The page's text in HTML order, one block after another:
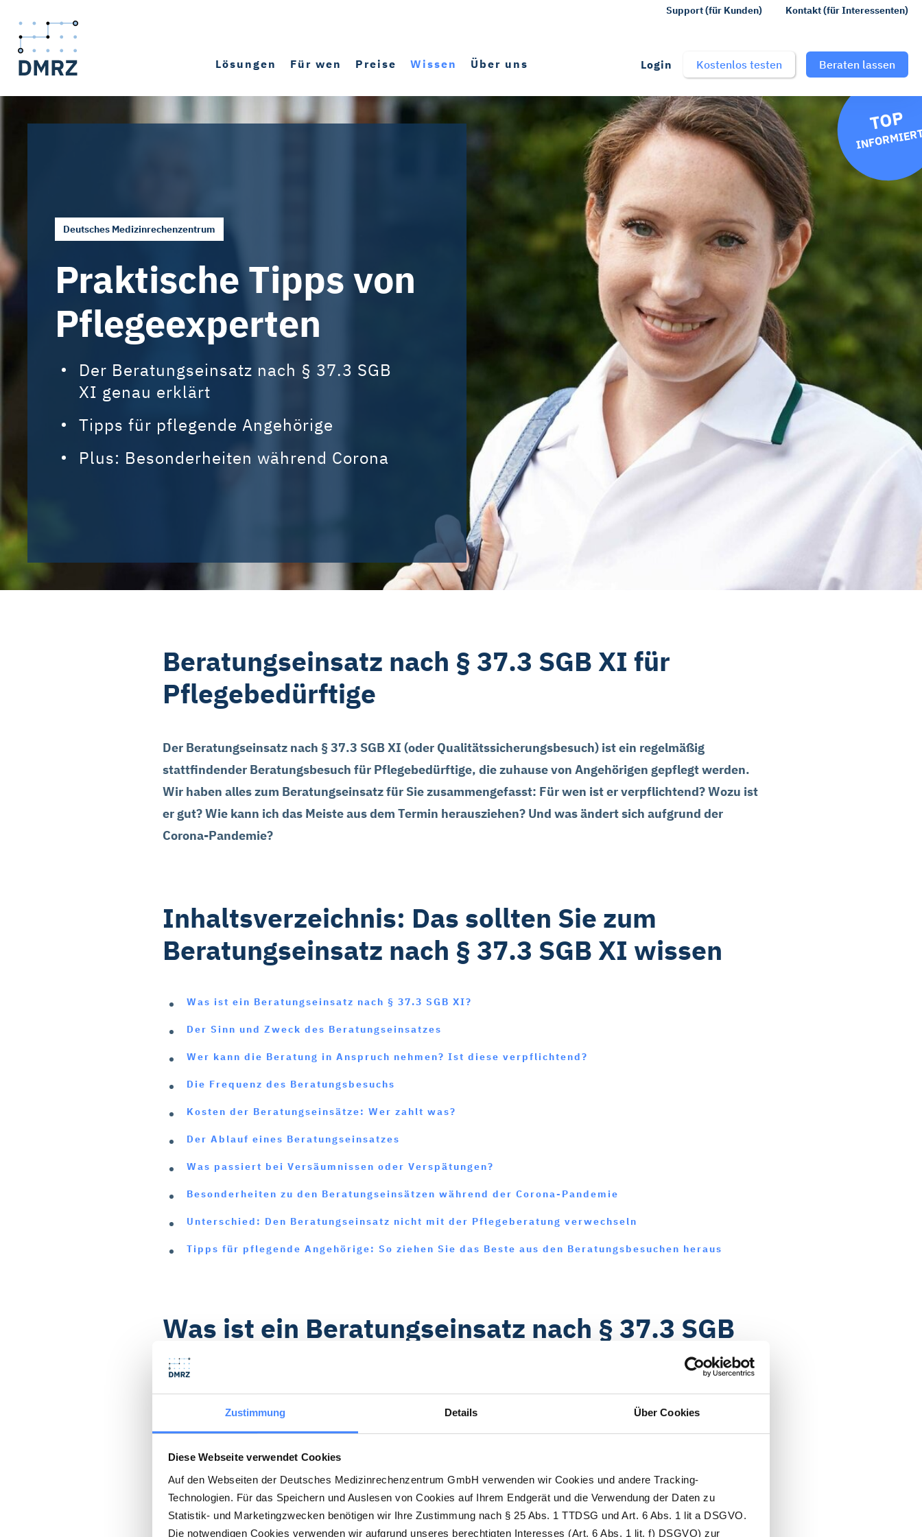
Zustimmung Details Über Cookies
Diese Webseite verwendet Cookies
Auf den Webseiten der Deutsches Medizinrechenzentrum GmbH verwenden wir Cookies und andere Tracking-
Technologien. Für das Speichern und Auslesen von Cookies auf Ihrem Endgerät und die Verwendung der Daten zu
Statistik- und Marketingzwecken benötigen wir Ihre Zustimmung nach § 25 Abs. 1 TTDSG und Art. 6 Abs. 1 lit a DSGVO.
Die notwendigen Cookies verwenden wir aufgrund unseres berechtigten Interesses (Art. 6 Abs. 1 lit. f) DSGVO) zur
Support (für Kunden) Kontakt (für Interessenten)
Lösungen Für wen Preise Wissen Über uns Login Kostenlos testen Beraten lassen
Deutsches Medizinrechenzentrum
Praktische Tipps von
Pflegeexperten
Der Beratungseinsatz nach § 37.3 SGB
XI genau erklärt
Tipps für pflegende Angehörige
Plus: Besonderheiten während Corona
TOP
Beratungseinsatz nach § 37.3 SGB XI für
Pflegebedürftige
Der Beratungseinsatz nach § 37.3 SGB XI (oder Qualitätssicherungsbesuch) ist ein regelmäßig
stattfindender Beratungsbesuch für Pflegebedürftige, die zuhause von Angehörigen gepflegt werden.
Wir haben alles zum Beratungseinsatz für Sie zusammengefasst: Für wen ist er verpflichtend? Wozu ist
er gut? Wie kann ich das Meiste aus dem Termin herausziehen? Und was ändert sich aufgrund der
Corona-Pandemie?
Inhaltsverzeichnis: Das sollten Sie zum
Beratungseinsatz nach § 37.3 SGB XI wissen
Was ist ein Beratungseinsatz nach § 37.3 SGB XI?
Der Sinn und Zweck des Beratungseinsatzes
Wer kann die Beratung in Anspruch nehmen? Ist diese verpflichtend?
Die Frequenz des Beratungsbesuchs
Kosten der Beratungseinsätze: Wer zahlt was?
Der Ablauf eines Beratungseinsatzes
Was passiert bei Versäumnissen oder Verspätungen?
Besonderheiten zu den Beratungseinsätzen während der Corona-Pandemie
Unterschied: Den Beratungseinsatz nicht mit der Pflegeberatung verwechseln
Tipps für pflegende Angehörige: So ziehen Sie das Beste aus den Beratungsbesuchen heraus
Was ist ein Beratungseinsatz nach § 37.3 SGB
XI?
Der Beratungseinsatz, oft auch Qualitätssicherungsbesuch oder Beratungsbesuch genannt, ist ein
regelmäßiger Beratungstermin für Pflegebedürftige, die zuhause gepflegt werden undPflegegeld
beziehen. Je nachPflegegrad
Pflegeexperten sollen beim Beratungsbesuch pflegende Angehörige unterstützen und die Qualität der
Pflege optimieren und sicherstellen.